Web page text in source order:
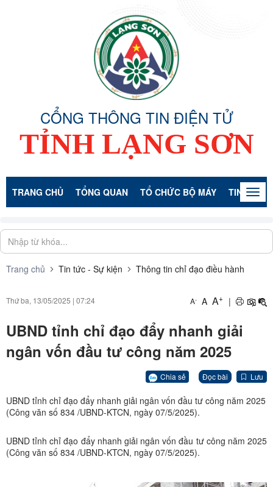
CỔNG THÔNG TIN ĐIỆN TỬ
TỈNH LẠNG SƠN
TRANG CHỦ TỔNG QUAN TỔ CHỨC BỘ MÁY TIN TỨC -
Trang chủ Tin tức - Sự kiện Thông tin chỉ đạo điều hành
Thứ ba, 13/05/2025 | 07:24 A- A A+ |
UBND tỉnh chỉ đạo đẩy nhanh giải
ngân vốn đầu tư công năm 2025
Chia sẻ Đọc bài Lưu
UBND tỉnh chỉ đạo đẩy nhanh giải ngân vốn đầu tư công năm 2025
(Công văn số 834 /UBND-KTCN, ngày 07/5/2025).
UBND tỉnh chỉ đạo đẩy nhanh giải ngân vốn đầu tư công năm 2025
(Công văn số 834 /UBND-KTCN, ngày 07/5/2025).